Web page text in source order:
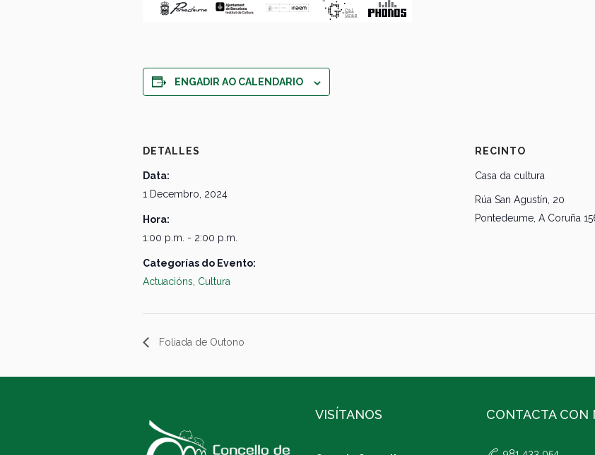
ENGADIR AO CALENDARIO
DETALLES
Data:
1 Decembro, 2024
Hora:
1:00 p.m. - 2:00 p.m.
Categorías do Evento:
Actuacións Cultura
RECINTO
Casa da cultura
Rúa San Agustín, 20
Pontedeume A Coruña
Foliada de Outono
VISÍTANOS CONTACTA CON